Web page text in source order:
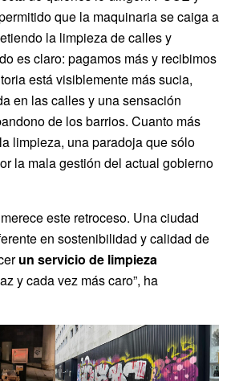
que la maquinaria se caiga a
la limpieza de calles y
es claro: pagamos más y recibimos
está visiblemente más sucia,
en las calles y una sensación
de los barrios. Cuanto más
limpieza, una paradoja que sólo
la mala gestión del actual gobierno
este retroceso. Una ciudad
en sostenibilidad y calidad de
un servicio de limpieza
y cada vez más caro”, ha